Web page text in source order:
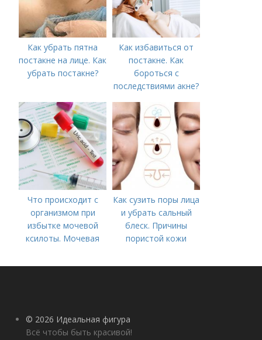
Как убрать пятна
постакне на лице. Как
убрать постакне?
Как избавиться от
постакне. Как
бороться с
последствиями акне?
Что происходит с
организмом при
избытке мочевой
ксилоты. Мочевая
норма и отклонения
Как сузить поры лица
и убрать сальный
блеск. Причины
пористой кожи
© 2026 Идеальная фигура
Всё чтобы быть красивой!